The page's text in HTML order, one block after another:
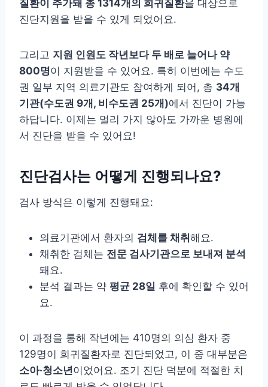
질환이 추가돼 총 1314개의 희귀질환을 대상으로
진단지원을 받을 수 있게 되었어요.
그리고 지원 인원도 작년보다 두 배로 늘어나 약
800명이 지원받을 수 있어요. 특히 이번에는 수도
권 일부 지역 의료기관도 참여하게 되어, 총 34개
기관(수도권 9개, 비수도권 25개)에서 진단이 가능
하답니다. 이제는 멀리 가지 않아도 가까운 병원에
서 진단을 받을 수 있어요!
진단검사는 어떻게 진행되나요?
검사 방식은 이렇게 진행돼요:
의료기관에서 환자의 검체를 채취해요.
채취한 검체는 전문 검사기관으로 보내져 분석
돼요.
분석 결과는 약 평균 28일 후에 확인할 수 있어
요.
이 과정을 통해 작년에는 410명의 의심 환자 중
129명이 희귀질환자로 진단되었고, 이 중 대부분은
소아·청소년이었어요. 조기 진단 덕분에 적절한 치